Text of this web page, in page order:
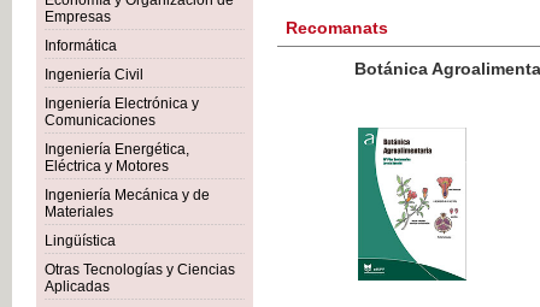
Empresas
Informática
Ingeniería Civil
Ingeniería Electrónica y
Comunicaciones
Ingeniería Energética,
Eléctrica y Motores
Ingeniería Mecánica y de
Materiales
Lingüística
Otras Tecnologías y Ciencias
Aplicadas
Recomanats
Botánica Agroalimentaria